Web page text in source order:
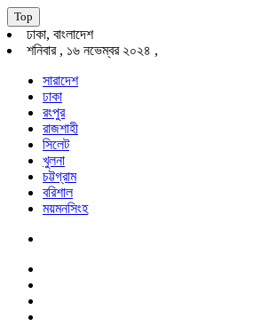
Top
ঢাকা, বাংলাদেশ
শনিবার , ১৬ নভেম্বর ২০২৪ ,
সারাদেশ
ঢাকা
রংপুর
রাজশাহী
সিলেট
খুলনা
চট্টগ্রাম
বরিশাল
ময়মনসিংহ